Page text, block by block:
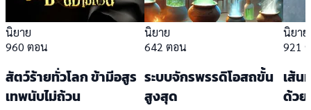
นิยาย
960 ตอน
สัตว์ร้ายทั่วโลก ข้ามีอสูร
เทพนับไม่ถ้วน
นิยาย
642 ตอน
ระบบจักรพรรดิโอสถขั้น
สูงสุด
นิยาย
921
เส้น
ด้วย